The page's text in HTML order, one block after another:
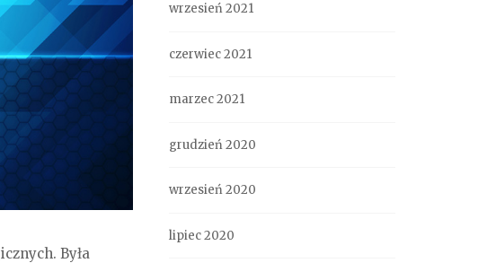
Była
wrzesień 2021
czerwiec 2021
marzec 2021
grudzień 2020
wrzesień 2020
lipiec 2020